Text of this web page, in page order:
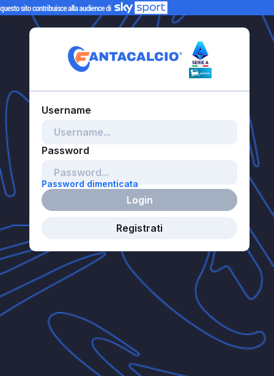
Password dimenticata
Login
Registrati